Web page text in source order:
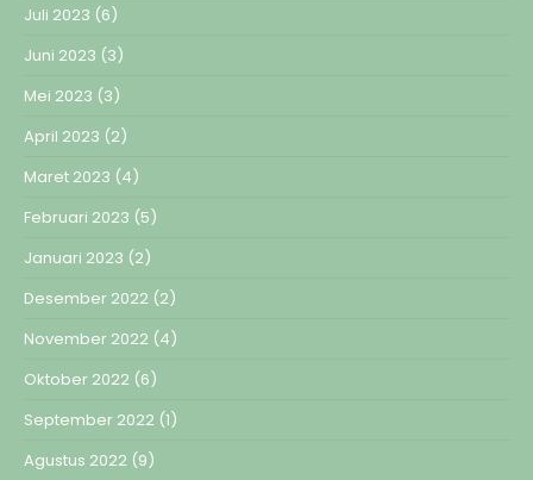
Juli 2023 (6)
Juni 2023 (3)
Mei 2023 (3)
April 2023 (2)
Maret 2023 (4)
Februari 2023 (5)
Januari 2023 (2)
Desember 2022 (2)
November 2022 (4)
Oktober 2022 (6)
September 2022 (1)
Agustus 2022 (9)